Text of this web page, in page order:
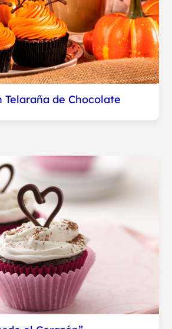
Telaraña de Chocolate